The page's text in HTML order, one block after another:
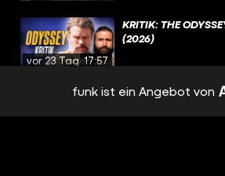
vor 23 Tagen17:57
KRITIK: THE
(2026)
HOUSE OF THE
FIGUR VERSAUT? /
funk ist ein Angebot von